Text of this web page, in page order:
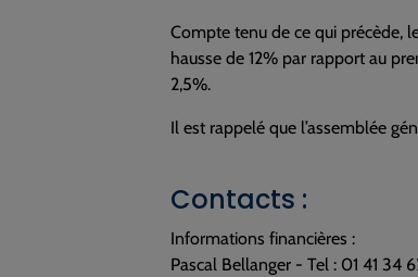
Compte tenu de ce qui précède,
hausse de 12% par rapport au
2,5%.
Il est rappelé que l’assemblée
Contacts :
Informations financières :
Pascal Bellanger - Tel : 01 41 34